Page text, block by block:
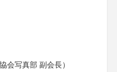
会写真部 副会長）